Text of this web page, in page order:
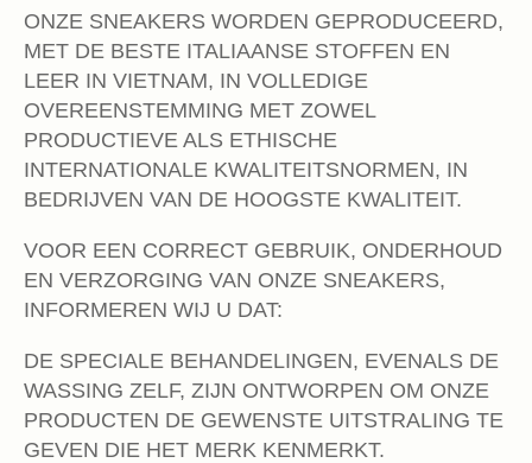
ONZE SNEAKERS WORDEN GEPRODUCEERD,
MET DE BESTE ITALIAANSE STOFFEN EN
LEER IN VIETNAM, IN VOLLEDIGE
OVEREENSTEMMING MET ZOWEL
PRODUCTIEVE ALS ETHISCHE
INTERNATIONALE KWALITEITSNORMEN, IN
BEDRIJVEN VAN DE HOOGSTE KWALITEIT.
VOOR EEN CORRECT GEBRUIK, ONDERHOUD
EN VERZORGING VAN ONZE SNEAKERS,
INFORMEREN WIJ U DAT:
DE SPECIALE BEHANDELINGEN, EVENALS DE
WASSING ZELF, ZIJN ONTWORPEN OM ONZE
PRODUCTEN DE GEWENSTE UITSTRALING TE
GEVEN DIE HET MERK KENMERKT.